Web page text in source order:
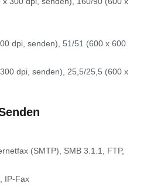
dpi, senden), 51/51 (600 x 600
dpi, senden), 25,5/25,5 (600 x
(SMTP), SMB 3.1.1, FTP,
IP-Fax